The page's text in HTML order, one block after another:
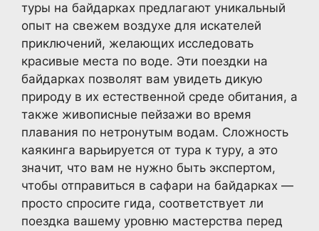
туры на байдарках предлагают уникальный
опыт на свежем воздухе для искателей
приключений, желающих исследовать
красивые места по воде. Эти поездки на
байдарках позволят вам увидеть дикую
природу в их естественной среде обитания, а
также живописные пейзажи во время
плавания по нетронутым водам. Сложность
каякинга варьируется от тура к туру, а это
значит, что вам не нужно быть экспертом,
чтобы отправиться в сафари на байдарках —
просто спросите гида, соответствует ли
поездка вашему уровню мастерства перед